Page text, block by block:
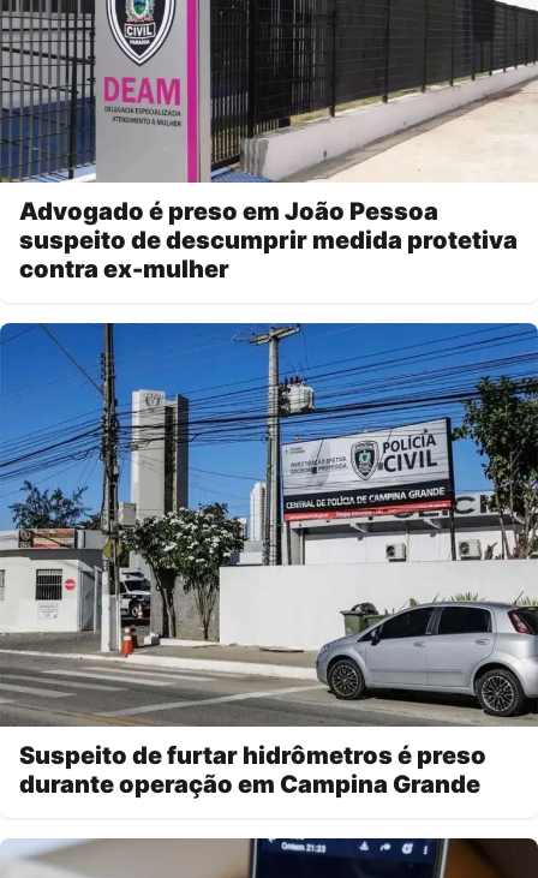
Advogado é preso em João Pessoa
suspeito de descumprir medida protetiva
contra ex-mulher
Suspeito de furtar hidrômetros é preso
durante operação em Campina Grande